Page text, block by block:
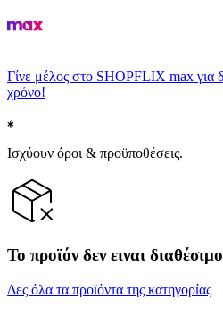
Γίνε μέλος στο SHOPFLIX max για
χρόνο!
Ισχύουν όροι & προϋποθέσεις.
Το προϊόν δεν ειναι διαθέσιμο
Δες όλα τα προϊόντα της κατηγορίας